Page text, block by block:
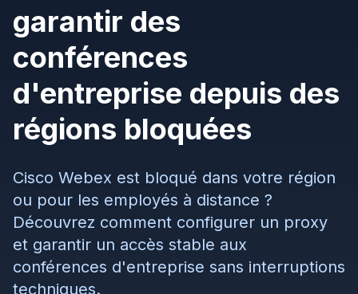
garantir des
conférences
d'entreprise depuis des
régions bloquées
Cisco Webex est bloqué dans votre région
ou pour les employés à distance ?
Découvrez comment configurer un proxy
et garantir un accès stable aux
conférences d'entreprise sans interruptions
techniques.